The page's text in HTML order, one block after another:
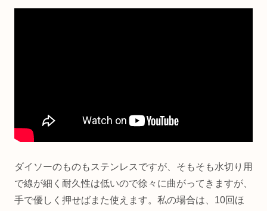
ダイソーのものもステンレスですが、そもそも水切り用
で線が細く耐久性は低いので徐々に曲がってきますが、
手で優しく押せばまた使えます。私の場合は、10回ほ